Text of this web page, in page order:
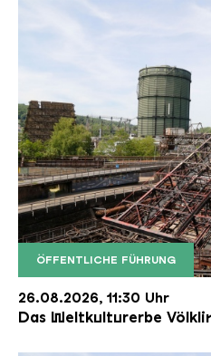
ÖFFENTLICHE FÜHRUNG
Der Erzschrägaufzug
Copyright:
26.08.2026, 11:30 Uhr
Das Weltkulturerbe